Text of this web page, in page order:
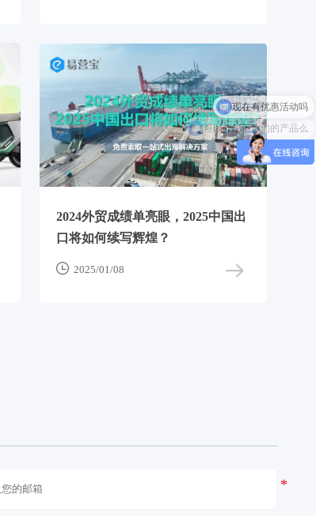
2024外贸成绩单亮眼，2025中国出
口将如何续写辉煌？
 2025/01/08
可以介绍下你们的产品么
现在有优惠活动吗